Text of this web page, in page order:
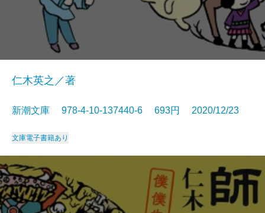
仁木英之／著
新潮文庫 978-4-10-137440-6 693円 2020/12/23
文庫電子書籍あり